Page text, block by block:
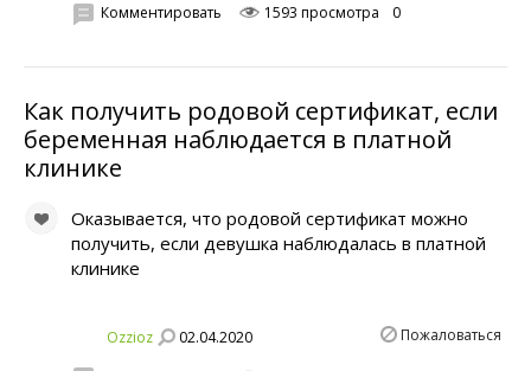
Комментировать 1593 просмотра 0
Как получить родовой сертификат, если
беременная наблюдается в платной
клинике
Оказывается, что родовой сертификат можно
получить, если девушка наблюдалась в платной
клинике
Ozzioz 02.04.2020 Пожаловаться